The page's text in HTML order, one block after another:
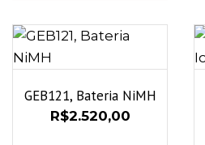
GEB121, Bateria NiMH
R$2.520,00